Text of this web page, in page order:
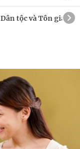
Dân tộc và Tôn giáo